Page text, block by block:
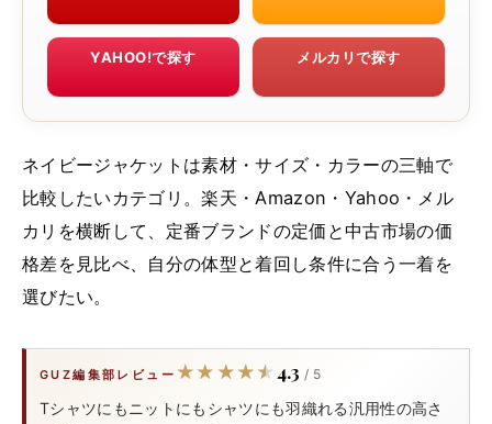
YAHOO!で探す メルカリで探す
ネイビージャケットは素材・サイズ・カラーの三軸で
比較したいカテゴリ。楽天・Amazon・Yahoo・メル
カリを横断して、定番ブランドの定価と中古市場の価
格差を見比べ、自分の体型と着回し条件に合う一着を
選びたい。
GUZ編集部レビュー ★★★★★
★★★★★ 4.3 / 5
Tシャツにもニットにもシャツにも羽織れる汎用性の高さ